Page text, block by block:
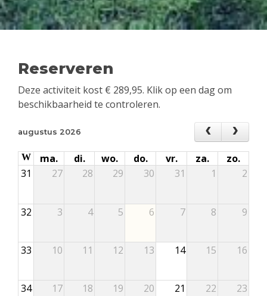
Reserveren
Deze activiteit kost € 289,95. Klik op een dag om
beschikbaarheid te controleren.
augustus 2026
W ma. di. wo. do. vr. za.
zo.
31
27 28 29 30 31 1 2
32 3 4 5 6 7 8 9
33 10 11 12 13 14 15 16
34 17 18 19 20 21 22 23